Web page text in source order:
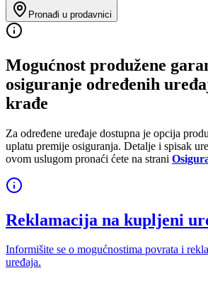
Pronađi u prodavnici
Mogućnost produžene
osiguranje određenih
krađe
Za određene uređaje dostupna je opcija
uplatu premije osiguranja. Detalje i spisak
ovom uslugom pronaći ćete na strani
Reklamacija na kupljeni
Informišite se o mogućnostima povrata i
uređaja.